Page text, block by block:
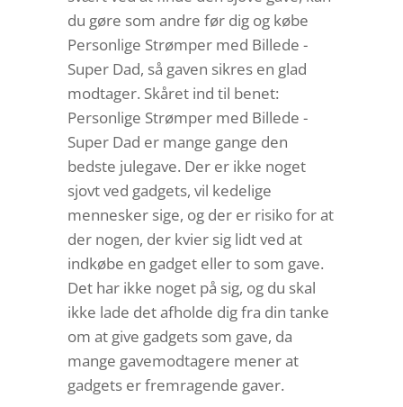
du gøre som andre før dig og købe
Personlige Strømper med Billede -
Super Dad, så gaven sikres en glad
modtager. Skåret ind til benet:
Personlige Strømper med Billede -
Super Dad er mange gange den
bedste julegave. Der er ikke noget
sjovt ved gadgets, vil kedelige
mennesker sige, og der er risiko for at
der nogen, der kvier sig lidt ved at
indkøbe en gadget eller to som gave.
Det har ikke noget på sig, og du skal
ikke lade det afholde dig fra din tanke
om at give gadgets som gave, da
mange gavemodtagere mener at
gadgets er fremragende gaver.